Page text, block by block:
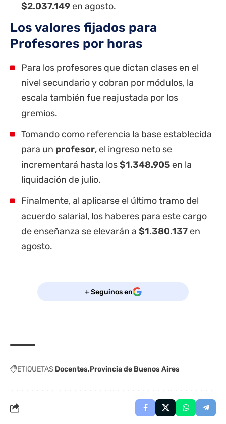
$2.037.149 en agosto.
Los valores fijados para
Profesores por horas
Para los profesores que dictan clases en el
nivel secundario y cobran por módulos, la
escala también fue reajustada por los
gremios.
Tomando como referencia la base establecida
para un profesor, el ingreso neto se
incrementará hasta los$1.348.905 en la
liquidación de julio.
Finalmente, al aplicarse el último tramo del
acuerdo salarial, los haberes para este cargo
de enseñanza se elevarán a $1.380.137 en
agosto.
+ Seguinos en
ETIQUETAS Docentes Provincia de Buenos Aires